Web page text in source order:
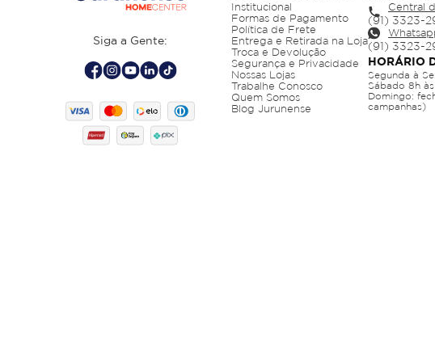
Siga a Gente:
Institucional
Formas de Pagamento
Política de Frete
Entrega e Retirada na Loja
Troca e Devolução
Segurança e Privacidade
Nossas Lojas
Trabalhe Conosco
Quem Somos
Blog Jurunense
Central
HORÁRIO
Segunda à
Sábado 8h às
Domingo:
campanhas)